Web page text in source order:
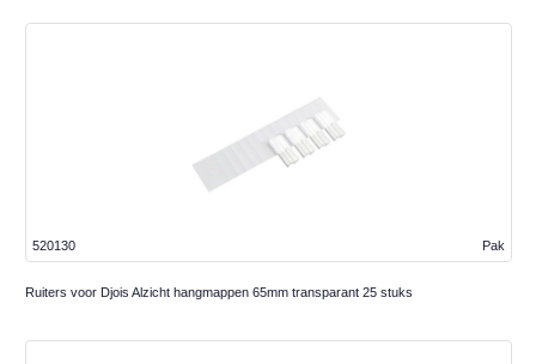
Pak
520130
Ruiters voor Djois Alzicht hangmappen 65mm transparant 25 stuks